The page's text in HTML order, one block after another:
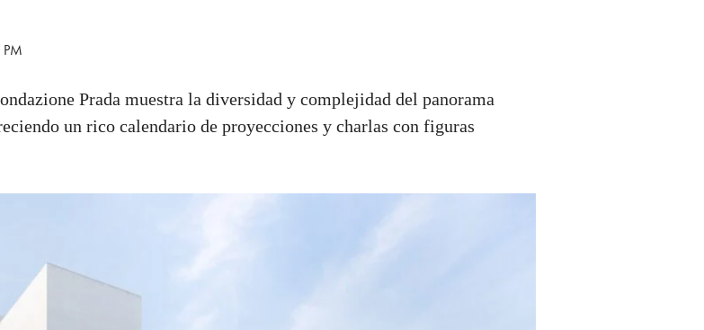
Prada muestra la diversidad y complejidad del panorama
un rico calendario de proyecciones y charlas con figuras